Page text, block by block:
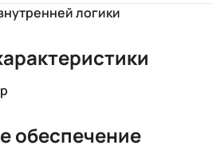
логики
обеспечение